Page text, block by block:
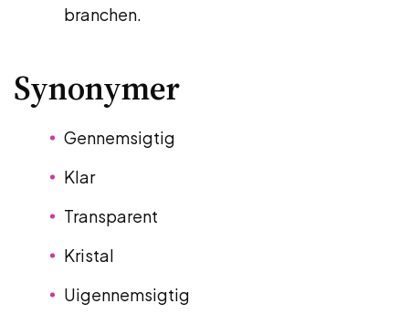
branchen.
Synonymer
Gennemsigtig
Klar
Transparent
Kristal
Uigennemsigtig